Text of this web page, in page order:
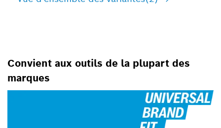
Convient aux outils de la plupart des
marques